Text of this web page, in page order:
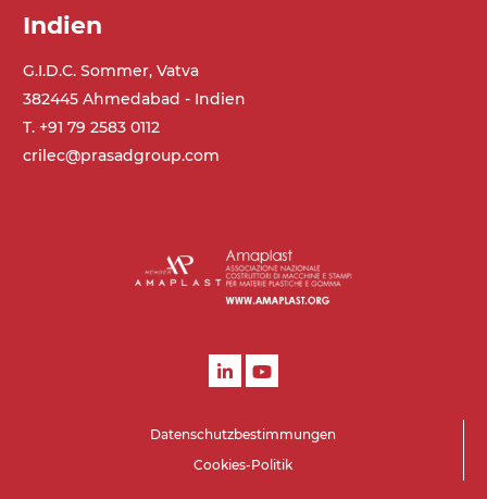
Mehrfachspannung 230/400Vac-50Hz-
3Ph
Geschwindigkeit
4 m/Minute
Indien
G.I.D.C. Sommer, Vatva
382445 Ahmedabad - Indien
T. +91 79 2583 0112
crilec@prasadgroup.com
Datenschutzbestimmungen
Cookies-Politik